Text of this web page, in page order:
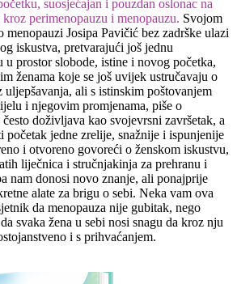
suosjećajan i pouzdan oslonac na
perimenopauzu i menopauzu. Svojom
Josipa Pavičić bez zadrške ulazi
iskustva, pretvarajući još jednu
u prostor slobode, istine i novog početka,
ženama koje se još uvijek ustručavaju o
ali s istinskim poštovanjem
i njegovim promjenama, piše o
doživljava kao svojevrsni završetak, a
početak jedne zrelije, snažnije i ispunjenije
i otvoreno govoreći o ženskom iskustvu,
liječnica i stručnjakinja za prehranu i
nam donosi novo znanje, ali ponajprije
alate za brigu o sebi. Neka vam ova
da menopauza nije gubitak, nego
svaka žena u sebi nosi snagu da kroz nju
i s prihvaćanjem.